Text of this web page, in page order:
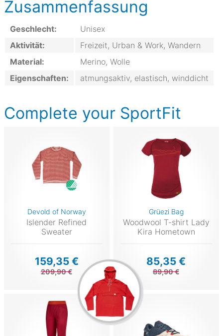
Zusammenfassung
Geschlecht:
Unisex
Aktivität:
Freizeit, Urban & Work, Wandern
Material:
Merino, Wolle
Eigenschaften:
atmungsaktiv, elastisch, winddicht
Complete your SportFit
Devold of Norway
Islender Refined
Sweater
159,35 €
209,90 €
Grüezi Bag
Woodwool T-shirt Lady
Kira Hometown
85,35 €
89,90 €